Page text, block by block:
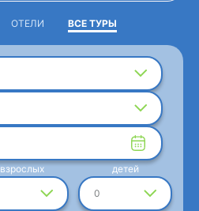
ОТЕЛИ ВСЕ ТУРЫ
взрослых
0
детей